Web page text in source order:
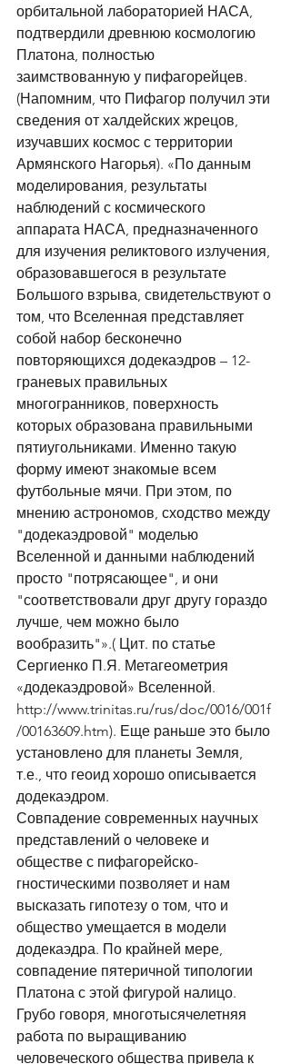
орбитальной лабораторией НАСА,
подтвердили древнюю космологию
Платона, полностью
заимствованную у пифагорейцев.
(Напомним, что Пифагор получил эти
сведения от халдейских жрецов,
изучавших космос с территории
Армянского Нагорья). «По данным
моделирования, результаты
наблюдений с космического
аппарата НАСА, предназначенного
для изучения реликтового излучения,
образовавшегося в результате
Большого взрыва, свидетельствуют о
том, что Вселенная представляет
собой набор бесконечно
повторяющихся додекаэдров – 12-
граневых правильных
многогранников, поверхность
которых образована правильными
пятиугольниками. Именно такую
форму имеют знакомые всем
футбольные мячи. При этом, по
мнению астрономов, сходство между
"додекаэдровой" моделью
Вселенной и данными наблюдений
просто "потрясающее", и они
"соответствовали друг другу гораздо
лучше, чем можно было
вообразить"».( Цит. по статье
Сергиенко П.Я. Метагеометрия
«додекаэдровой» Вселенной.
http://www.trinitas.ru/rus/doc/0016/001f
/00163609.htm). Еще раньше это было
установлено для планеты Земля,
т.е., что геоид хорошо описывается
додекаэдром.
Совпадение современных научных
представлений о человеке и
обществе с пифагорейско-
гностическими позволяет и нам
высказать гипотезу о том, что и
общество умещается в модели
додекаэдра. По крайней мере,
совпадение пятеричной типологии
Платона с этой фигурой налицо.
Грубо говоря, многотысячелетняя
работа по выращиванию
человеческого общества привела к